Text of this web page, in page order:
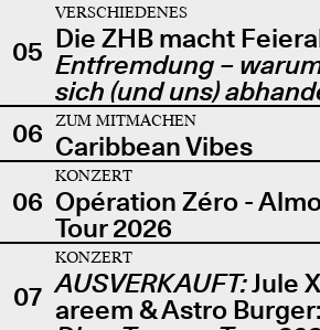
05
VERSCHIEDENES
Die ZHB macht
Entfremdung –
sich (und uns)
06
ZUM MITMACHEN
Caribbean Vibes
06
KONZERT
Opération Zéro -
Tour 2026
07
KONZERT
AUSVERKAUFT:Jule
areem & Astro Burger: